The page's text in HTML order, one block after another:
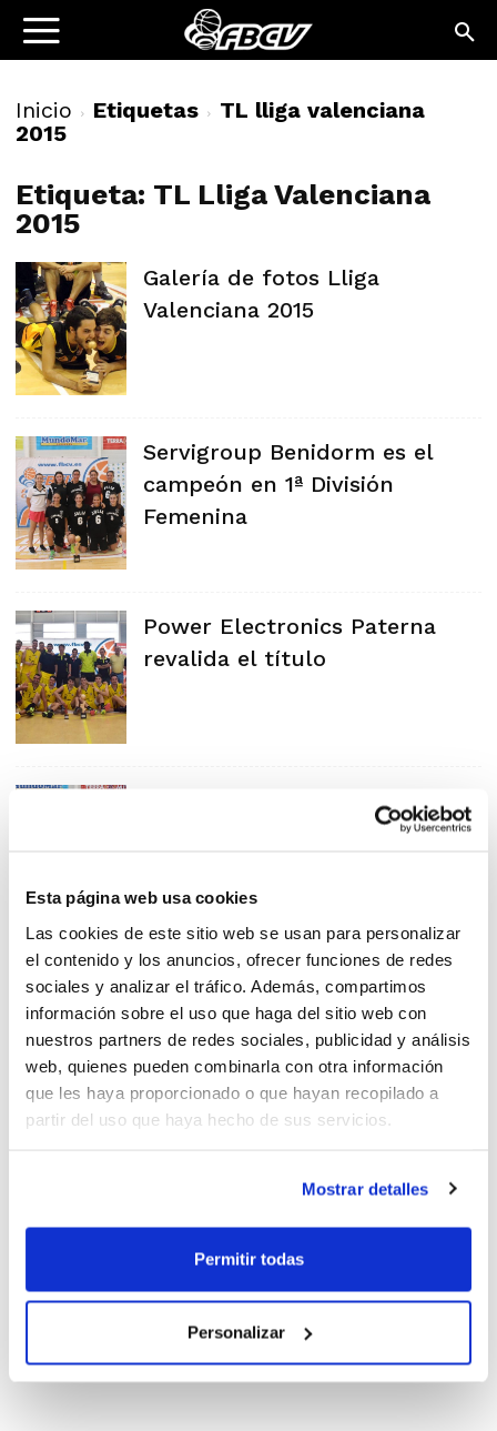
Esta página web usa cookies
Las cookies de este sitio web se usan para personalizar
el contenido y los anuncios, ofrecer funciones de redes
sociales y analizar el tráfico. Además, compartimos
información sobre el uso que haga del sitio web con
nuestros partners de redes sociales, publicidad y análisis
web, quienes pueden combinarla con otra información
que les haya proporcionado o que hayan recopilado a
partir del uso que haya hecho de sus servicios.
Mostrar detalles
Permitir todas
Personalizar
Inicio Etiquetas
TL lliga valenciana
2015
Etiqueta: TL Lliga Valenciana
2015
Galería de fotos Lliga
Valenciana 2015
Servigroup Benidorm es el
campeón en 1ª División
Femenina
Power Electronics Paterna
revalida el título
Los triunfadores de la Lliga
Valenciana brillan en Alfàs del
Almussafes corona a los
campeones